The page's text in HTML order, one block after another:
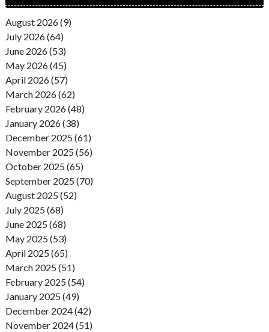
August 2026 (9)
July 2026 (64)
June 2026 (53)
May 2026 (45)
April 2026 (57)
March 2026 (62)
February 2026 (48)
January 2026 (38)
December 2025 (61)
November 2025 (56)
October 2025 (65)
September 2025 (70)
August 2025 (52)
July 2025 (68)
June 2025 (68)
May 2025 (53)
April 2025 (65)
March 2025 (51)
February 2025 (54)
January 2025 (49)
December 2024 (42)
November 2024 (51)